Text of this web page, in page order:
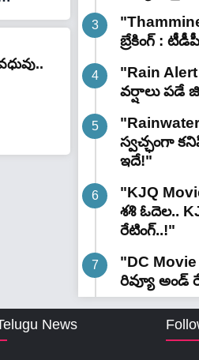
బ్రేకింగ్ :
"Rain
వర్షాలు పడే
స్వచ్ఛంగా
ఇదే!"
"KJQ
శశి ఓదెల..
రేటింగ్‌..!"
"DC
రివ్యూ అండ్
News